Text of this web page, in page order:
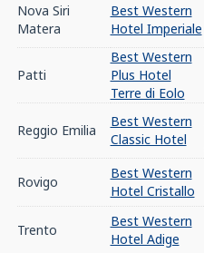
Nova Siri
Matera
Best Western
Hotel Imperiale
Patti
Best Western
Plus Hotel
Terre di Eolo
Reggio Emilia
Best Western
Classic Hotel
Rovigo
Best Western
Hotel Cristallo
Trento
Best Western
Hotel Adige